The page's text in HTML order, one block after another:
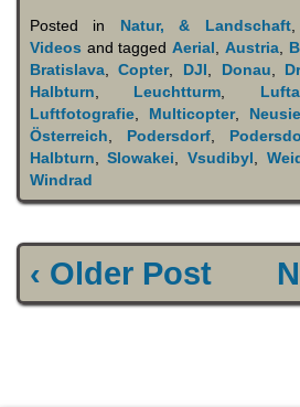
Posted in Natur, & Landschaft
Videos and taggedAerial Austria
Bratislava,Copter, DJI Donau
Halbturn
Leuchtturm
Luftfotografie, Multicopter,
Österreich
Podersdorf,
Halbturn ,Slowakei Vsudibyl
Windrad
‹ Older Post